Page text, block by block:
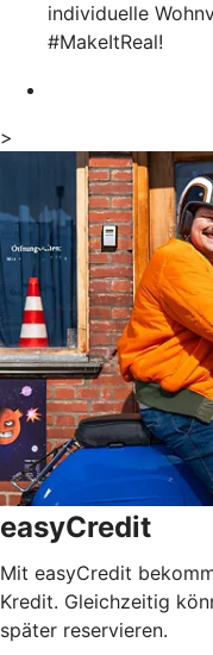
individuelle
#MakeItReal!
>
easyCredit
Mit easyCredit
Kredit. Gleichzeitig
später reservieren.